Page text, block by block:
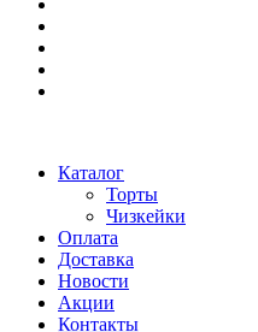
Каталог
Торты
Чизкейки
Оплата
Доставка
Новости
Акции
Контакты